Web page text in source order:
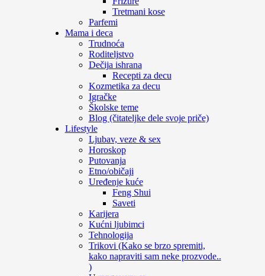
Tretmani kose
Parfemi
Mama i deca
Trudnoća
Roditeljstvo
Dečija ishrana
Recepti za decu
Kozmetika za decu
Igračke
Školske teme
Blog (čitateljke dele svoje priče)
Lifestyle
Ljubav, veze & sex
Horoskop
Putovanja
Etno/običaji
Uređenje kuće
Feng Shui
Saveti
Karijera
Kućni ljubimci
Tehnologija
Trikovi (Kako se brzo spremiti,
kako napraviti sam neke prozvode..
)